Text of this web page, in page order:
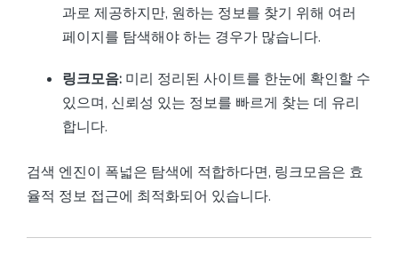
과로 제공하지만, 원하는 정보를 찾기 위해 여러
페이지를 탐색해야 하는 경우가 많습니다.
링크모음: 미리 정리된 사이트를 한눈에 확인할 수
있으며, 신뢰성 있는 정보를 빠르게 찾는 데 유리
합니다.
검색 엔진이 폭넓은 탐색에 적합하다면, 링크모음은 효
율적 정보 접근에 최적화되어 있습니다.